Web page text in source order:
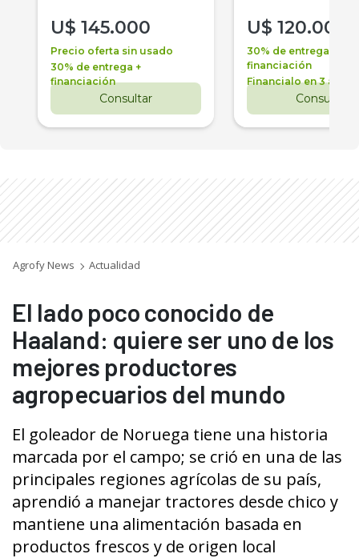
U$ 145.000
Precio oferta sin usado
30% de entrega +
financiación
Consultar
U$ 120.000
30% de entrega +
financiación
Financialo en 3 años
Consultar
Agrofy News Actualidad
El lado poco conocido de
Haaland: quiere ser uno de los
mejores productores
agropecuarios del mundo
El goleador de Noruega tiene una historia
marcada por el campo; se crió en una de las
principales regiones agrícolas de su país,
aprendió a manejar tractores desde chico y
mantiene una alimentación basada en
productos frescos y de origen local